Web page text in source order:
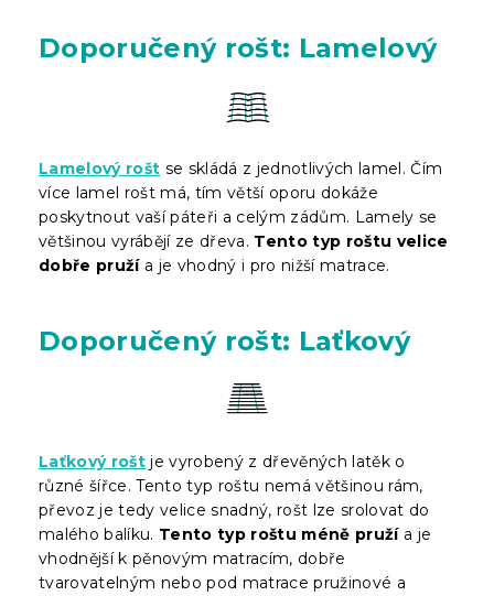
Doporučený rošt: Lamelový
Lamelový rošt se skládá z jednotlivých lamel. Čím
více lamel rošt má, tím větší oporu dokáže
poskytnout vaší páteři a celým zádům. Lamely se
většinou vyrábějí ze dřeva. Tento typ roštu velice
dobře pružía je vhodný i pro nižší matrace.
Doporučený rošt: Laťkový
Laťkový rošt je vyrobený z dřevěných latěk o
různé šířce. Tento typ roštu nemá většinou rám,
převoz je tedy velice snadný, rošt lze srolovat do
malého balíku. Tento typ roštu méně pružía je
vhodnější k pěnovým matracím, dobře
tvarovatelným nebo pod matrace pružinové a